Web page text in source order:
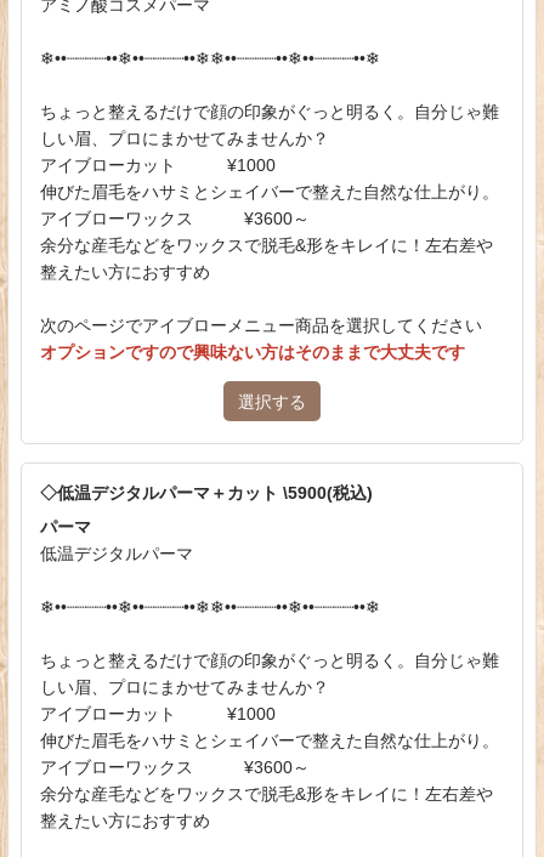
アミノ酸コスメパーマ
❄︎••┈┈┈┈••❄︎••┈┈┈┈••❄︎❄︎••┈┈┈┈••❄︎••┈┈┈┈••❄︎
ちょっと整えるだけで顔の印象がぐっと明るく。自分じゃ難
しい眉、プロにまかせてみませんか？
アイブローカット ¥1000
伸びた眉毛をハサミとシェイバーで整えた自然な仕上がり。
アイブローワックス ¥3600～
余分な産毛などをワックスで脱毛&形をキレイに！左右差や
整えたい方におすすめ
次のページでアイブローメニュー商品を選択してください
オプションですので興味ない方はそのままで大丈夫です
選択する
◇低温デジタルパーマ＋カット \5900(税込)
パーマ
低温デジタルパーマ
❄︎••┈┈┈┈••❄︎••┈┈┈┈••❄︎❄︎••┈┈┈┈••❄︎••┈┈┈┈••❄︎
ちょっと整えるだけで顔の印象がぐっと明るく。自分じゃ難
しい眉、プロにまかせてみませんか？
アイブローカット ¥1000
伸びた眉毛をハサミとシェイバーで整えた自然な仕上がり。
アイブローワックス ¥3600～
余分な産毛などをワックスで脱毛&形をキレイに！左右差や
整えたい方におすすめ